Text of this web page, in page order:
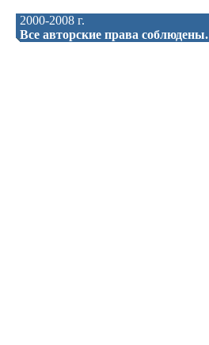
2000-2008 г.
Все авторские права соблюдены.